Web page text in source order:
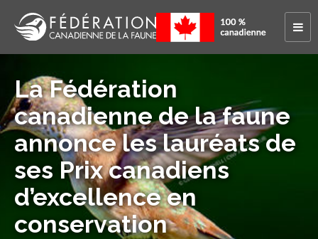
La Fédération
canadienne de la faune
annonce les lauréats de
ses Prix canadiens
d’excellence en
conservation